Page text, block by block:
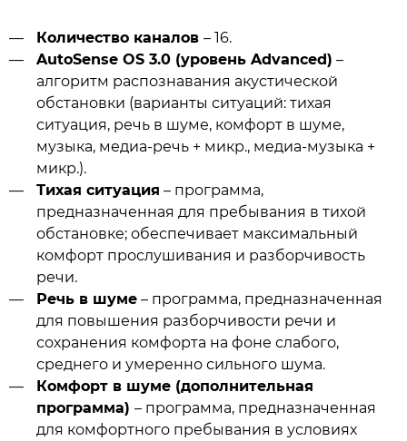
Количество каналов – 16.
AutoSense OS 3.0 (уровень Advanced) –
алгоритм распознавания акустической
обстановки (варианты ситуаций: тихая
ситуация, речь в шуме, комфорт в шуме,
музыка, медиа-речь + микр., медиа-музыка +
микр.).
Тихая ситуация – программа,
предназначенная для пребывания в тихой
обстановке; обеспечивает максимальный
комфорт прослушивания и разборчивость
речи.
Речь в шуме– программа, предназначенная
для повышения разборчивости речи и
сохранения комфорта на фоне слабого,
среднего и умеренно сильного шума.
Комфорт в шуме (дополнительная
программа) – программа, предназначенная
для комфортного пребывания в условиях